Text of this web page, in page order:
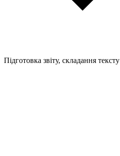
Підготовка звіту, складання тексту